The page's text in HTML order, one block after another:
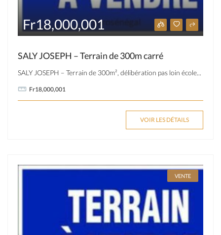
Fr18,000,001
SALY JOSEPH – Terrain de 300m carré
SALY JOSEPH – Terrain de 300m², délibération pas loin école...
Fr18,000,001
VOIR LES DÉTAILS
VENTE